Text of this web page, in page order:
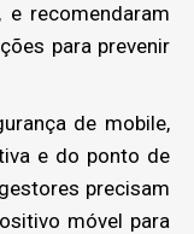
recomendaram
para prevenir
de mobile,
e do ponto de
precisam
móvel para